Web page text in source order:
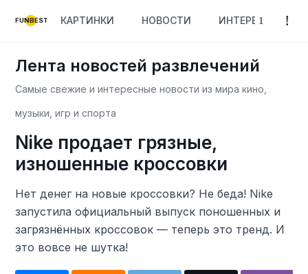
FUNBEST КАРТИНКИ НОВОСТИ ИНТЕРЕСНОЕ
Лента новостей развлечений
Самые свежие и интересные новости из мира кино,
музыки, игр и спорта
Nike продает грязные,
изношенные кроссовки
Нет денег на новые кроссовки? Не беда! Nike
запустила официальный выпуск поношенных и
загрязнённых кроссовок — теперь это тренд. И
это вовсе не шутка!